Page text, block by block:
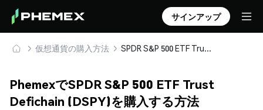
サインアップ
仮想通貨の購入方法 SPDR S&P 500 ETF Trust Defichain (DSPY) を安全に購入・保管
PhemexでSPDR S&P 500 ETF Trust
Defichain (DSPY)を購入する方法